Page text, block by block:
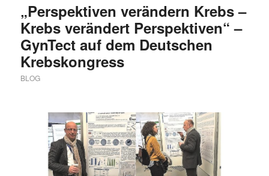
„Perspektiven verändern Krebs –
Krebs verändert Perspektiven“ –
GynTect auf dem Deutschen
Krebskongress
BLOG